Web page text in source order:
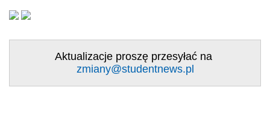
Aktualizacje proszę przesyłać na
zmiany@studentnews.pl